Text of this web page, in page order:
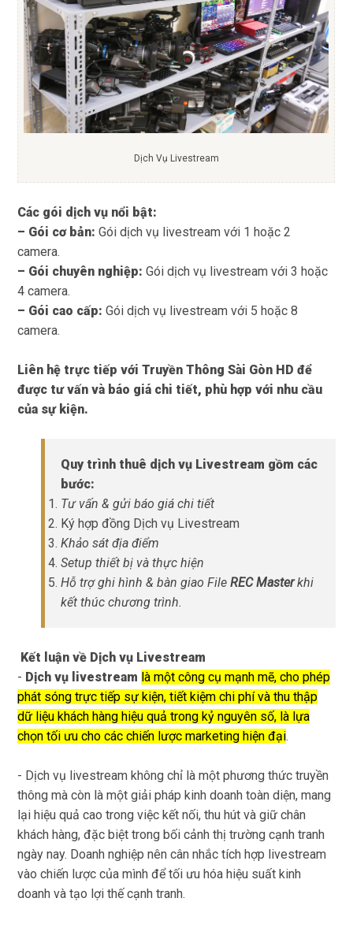
Dịch Vụ Livestream
Các gói dịch vụ nổi bật:
– Gói cơ bản: Gói dịch vụ livestream với 1 hoặc 2
camera.
– Gói chuyên nghiệp: Gói dịch vụ livestream với 3 hoặc
4 camera.
– Gói cao cấp:Gói dịch vụ livestream với 5 hoặc 8
camera.
Liên hệ trực tiếp vớiTruyền Thông Sài Gòn HD để
được tư vấn và báo giá chi tiết, phù hợp với nhu cầu
của sự kiện.
Quy trình thuê dịch vụ Livestream gồm các
bước:
Tư vấn & gửi báo giá chi tiết
Ký hợp đồng Dịch vụ Livestream
Khảo sát địa điểm
Setup thiết bị và thực hiện
Hỗ trợ ghi hình & bàn giao FileREC Masterkhi
kết thúc chương trình.
Kết luận về Dịch vụ Livestream
- Dịch vụ livestream là một công cụ mạnh mẽ, cho phép
phát sóng trực tiếp sự kiện, tiết kiệm chi phí và thu thập
dữ liệu khách hàng hiệu quả trong kỷ nguyên số, là lựa
chọn tối ưu cho các chiến lược marketing hiện đại.
- Dịch vụ livestream không chỉ là một phương thức truyền
thông mà còn là một giải pháp kinh doanh toàn diện, mang
lại hiệu quả cao trong việc kết nối, thu hút và giữ chân
khách hàng, đặc biệt trong bối cảnh thị trường cạnh tranh
ngày nay. Doanh nghiệp nên cân nhắc tích hợp livestream
vào chiến lược của mình để tối ưu hóa hiệu suất kinh
doanh và tạo lợi thế cạnh tranh.